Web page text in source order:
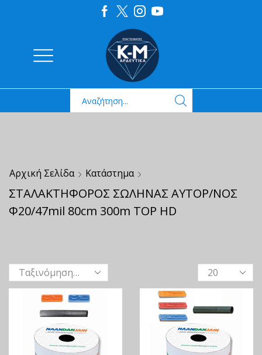
Αρχική Σελίδα Κατάστημα
ΣΤΑΛΑΚΤΗΦΟΡΟΣ ΣΩΛΗΝΑΣ ΑΥΤΟΡ/ΝΟΣ
Φ20/47mil 80cm 300m TOP HD